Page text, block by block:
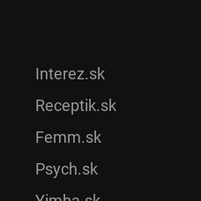
Interez.sk
Receptik.sk
Femm.sk
Psych.sk